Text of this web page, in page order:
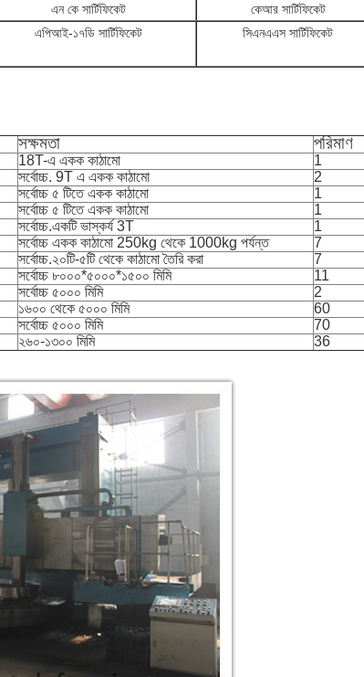
এন কে সার্টিফিকেট
কেআর সার্টিফিকেট
এপিআই-১৭ডি সার্টিফিকেট সিএনএএস সার্টিফিকেট
সক্ষমতা পরিমাণ
18T-এ একক কাঠামো
1
সর্বোচ্চ. 9T এ একক কাঠামো
2
সর্বোচ্চ ৫ টিতে একক কাঠামো
1
সর্বোচ্চ ৫ টিতে একক কাঠামো
1
সর্বোচ্চ.একটি ভাস্কর্য 3T
1
সর্বোচ্চ একক কাঠামো 250kg থেকে 1000kg পর্যন্ত
7
সর্বোচ্চ.২০টি-৫টি থেকে কাঠামো তৈরি করা
7
সর্বোচ্চ ৮০০০*৫০০০*১৫০০ মিমি
11
সর্বোচ্চ ৫০০০ মিমি
2
১৬০০ থেকে ৫০০০ মিমি
60
সর্বোচ্চ ৫০০০ মিমি
70
২৬০-১৩০০ মিমি 36